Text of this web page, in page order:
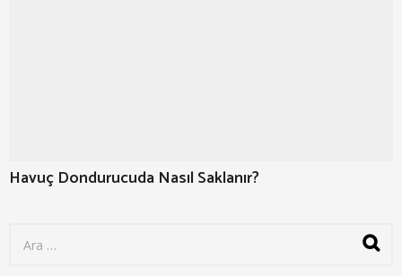
Havuç Dondurucuda Nasıl Saklanır?